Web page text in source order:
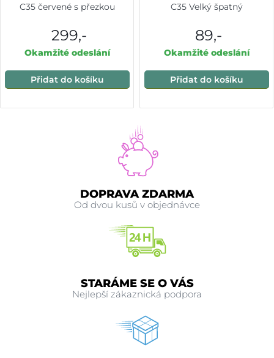
C35 červené s přezkou
299,-
Okamžité odeslání
Přidat do košíku
C35 Velký špatný
89,-
Okamžité odeslání
Přidat do košíku
DOPRAVA ZDARMA
Od dvou kusů v objednávce
STARÁME SE O VÁS
Nejlepší zákaznická podpora